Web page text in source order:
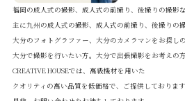
福岡の成人式の撮影、成人式の前撮り、後撮りの撮影
主に九州の成人式の撮影、成人式の前撮り、後撮りの
大分のフォトグラファー、大分のカメラマンをお探しの
大分で撮影を行いたい方。大分で出張撮影をお考えの方
CREATIVE HOUSEでは、高級機材を用いた
クオリティの高い品質を低価格で、ご提供しております